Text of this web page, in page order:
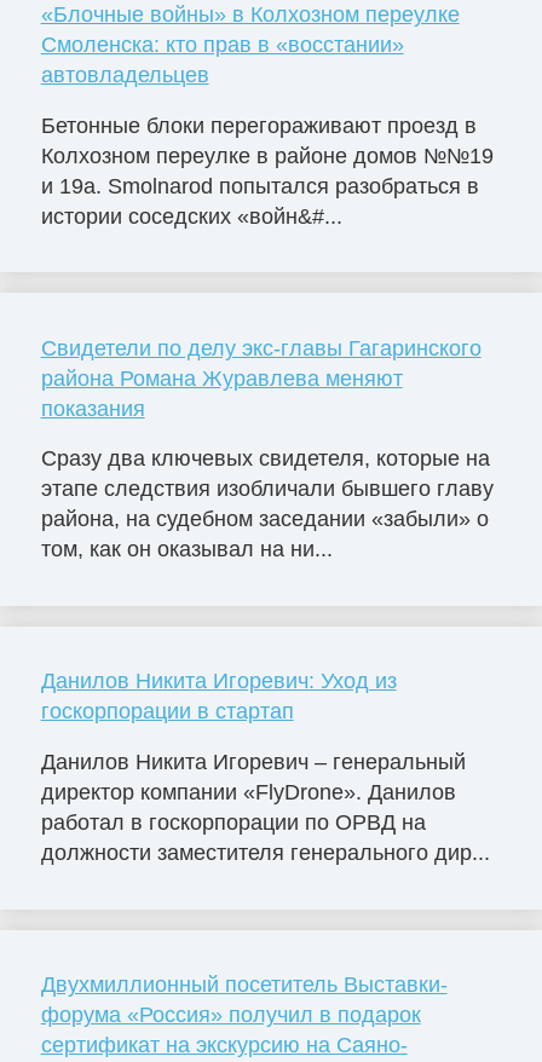
«Блочные войны» в Колхозном переулке
Смоленска: кто прав в «восстании»
автовладельцев
Бетонные блоки перегораживают проезд в
Колхозном переулке в районе домов №№19
и 19а. Smolnarod попытался разобраться в
истории соседских «войн&#...
Свидетели по делу экс-главы Гагаринского
района Романа Журавлева меняют
показания
Сразу два ключевых свидетеля, которые на
этапе следствия изобличали бывшего главу
района, на судебном заседании «забыли» о
том, как он оказывал на ни...
Данилов Никита Игоревич: Уход из
госкорпорации в стартап
Данилов Никита Игоревич – генеральный
директор компании «FlyDrone». Данилов
работал в госкорпорации по ОРВД на
должности заместителя генерального дир...
Двухмиллионный посетитель Выставки-
форума «Россия» получил в подарок
сертификат на экскурсию на Саяно-